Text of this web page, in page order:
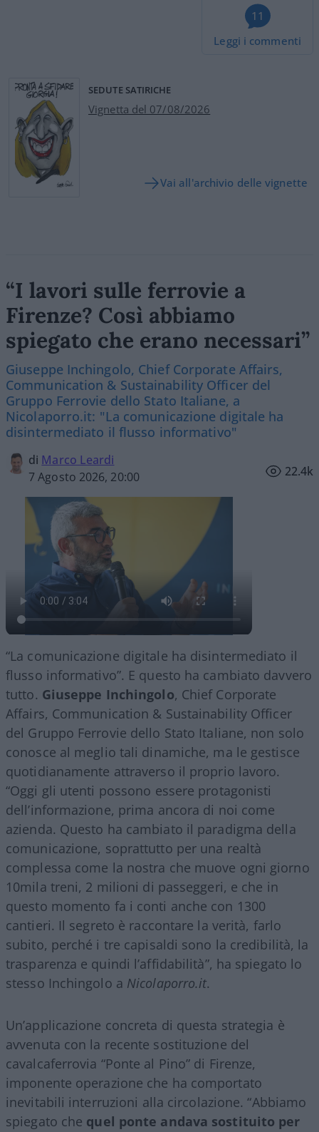
11
Leggi i commenti
SEDUTE SATIRICHE
Vignetta del 07/08/2026
Vai all'archivio delle vignette
“I lavori sulle ferrovie a
Firenze? Così abbiamo
spiegato che erano necessari”
Giuseppe Inchingolo, Chief Corporate Affairs,
Communication & Sustainability Officer del
Gruppo Ferrovie dello Stato Italiane, a
Nicolaporro.it: "La comunicazione digitale ha
disintermediato il flusso informativo"
di Marco Leardi
7 Agosto 2026, 20:00
22.4k
“La comunicazione digitale ha disintermediato il
flusso informativo”. E questo ha cambiato davvero
tutto. Giuseppe Inchingolo, Chief Corporate
Affairs, Communication & Sustainability Officer
del Gruppo Ferrovie dello Stato Italiane, non solo
conosce al meglio tali dinamiche, ma le gestisce
quotidianamente attraverso il proprio lavoro.
“Oggi gli utenti possono essere protagonisti
dell’informazione, prima ancora di noi come
azienda. Questo ha cambiato il paradigma della
comunicazione, soprattutto per una realtà
complessa come la nostra che muove ogni giorno
10mila treni, 2 milioni di passeggeri, e che in
questo momento fa i conti anche con 1300
cantieri. Il segreto è raccontare la verità, farlo
subito, perché i tre capisaldi sono la credibilità, la
trasparenza e quindi l’affidabilità”, ha spiegato lo
stesso Inchingolo a Nicolaporro.it.
Un’applicazione concreta di questa strategia è
avvenuta con la recente sostituzione del
cavalcaferrovia “Ponte al Pino” di Firenze,
imponente operazione che ha comportato
inevitabili interruzioni alla circolazione. “Abbiamo
spiegato che quel ponte andava sostituito per